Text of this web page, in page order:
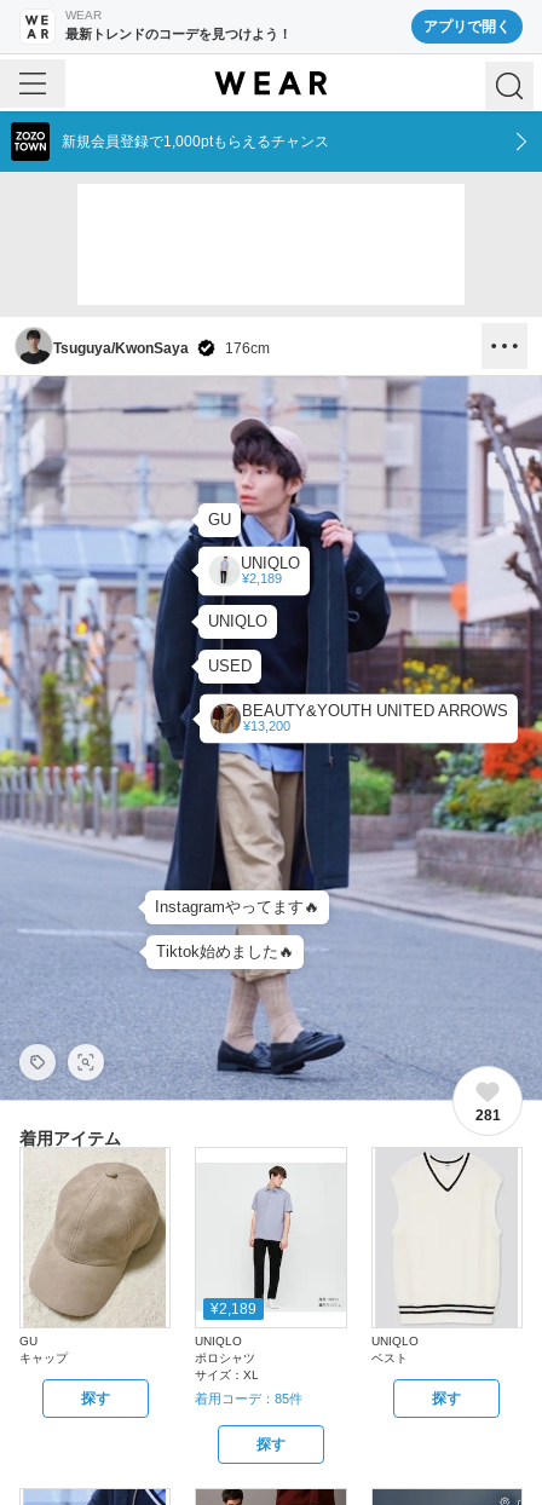
WEAR
最新トレンドのコーデを見つけよう！ アプリで開く
新規会員登録で1,000ptもらえるチャンス
Tsuguya/KwonSaya 176cm
GU
UNIQLO
¥2,189
UNIQLO
USED
BEAUTY&YOUTH UNITED ARROWS
¥13,200
Instagramやってます🔥
Tiktok始めました🔥
281
着用アイテム
GU
キャップ
探す
¥2,189
UNIQLO
ポロシャツ
サイズ：XL
着用コーデ：85件
探す
UNIQLO
ベスト
探す